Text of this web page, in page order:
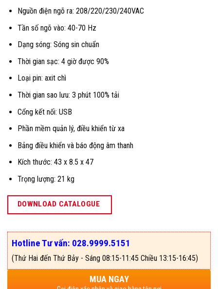
Nguồn điện ngõ ra: 208/220/230/240VAC
Tần số ngõ vào: 40-70 Hz
Dạng sóng: Sóng sin chuẩn
Thời gian sạc: 4 giờ được 90%
Loại pin: axit chì
Thời gian sao lưu: 3 phút 100% tải
Cổng kết nối: USB
Phần mềm quản lý, điều khiển từ xa
Bảng điều khiển và báo động âm thanh
Kích thước: 43 x 8.5 x 47
Trọng lượng: 21 kg
DOWNLOAD CATALOGUE
Hotline Tư vấn: 028.9999.5151
(Thứ Hai đến Thứ Bảy - Sáng 08:15-11:45 Chiều 13:15-16:45)
MUA NGAY